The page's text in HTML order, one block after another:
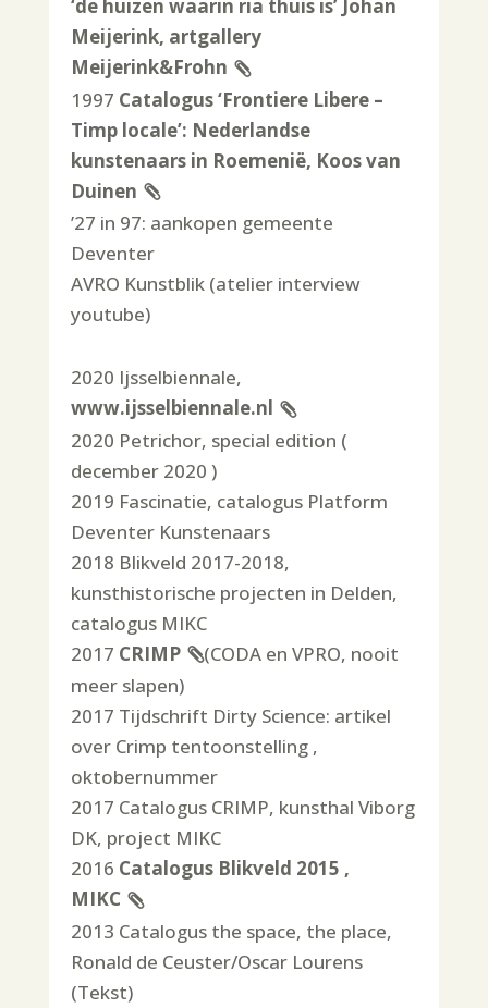
‘de huizen waarin ria thuis is’ Johan
Meijerink, artgallery
Meijerink&Frohn
1997 Catalogus ‘Frontiere Libere –
Timp locale’: Nederlandse
kunstenaars in Roemenië, Koos van
Duinen
’27 in 97: aankopen gemeente
Deventer
AVRO Kunstblik (atelier interview
youtube)
2020 Ijsselbiennale,
www.ijsselbiennale.nl
2020 Petrichor, special edition (
december 2020 )
2019 Fascinatie, catalogus Platform
Deventer Kunstenaars
2018 Blikveld 2017-2018,
kunsthistorische projecten in Delden,
catalogus MIKC
2017 CRIMP
(CODA en VPRO, nooit
meer slapen)
2017 Tijdschrift Dirty Science: artikel
over Crimp tentoonstelling ,
oktobernummer
2017 Catalogus CRIMP, kunsthal Viborg
DK, project MIKC
2016 Catalogus Blikveld 2015 ,
MIKC
2013 Catalogus the space, the place,
Ronald de Ceuster/Oscar Lourens
(Tekst)